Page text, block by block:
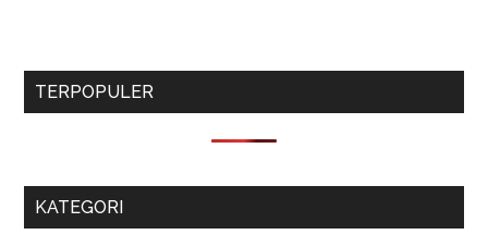
TERPOPULER
KATEGORI